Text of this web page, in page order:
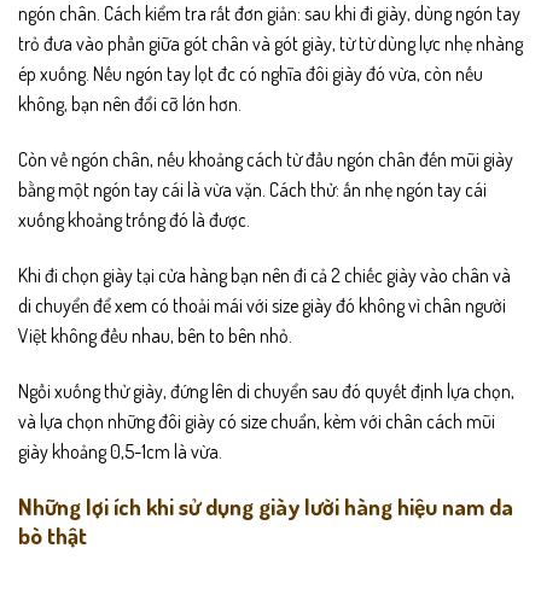
ngón chân. Cách kiểm tra rất đơn giản: sau khi đi giày, dùng ngón tay
trỏ đưa vào phần giữa gót chân và gót giày, từ từ dùng lực nhẹ nhàng
ép xuống. Nếu ngón tay lọt đc có nghĩa đôi giày đó vừa, còn nếu
không, bạn nên đổi cỡ lớn hơn.
Còn về ngón chân, nếu khoảng cách từ đầu ngón chân đến mũi giày
bằng một ngón tay cái là vừa vặn. Cách thử: ấn nhẹ ngón tay cái
xuống khoảng trống đó là được.
Khi đi chọn giày tại cửa hàng bạn nên đi cả 2 chiếc giày vào chân và
di chuyển để xem có thoải mái với size giày đó không vì chân người
Việt không đều nhau, bên to bên nhỏ.
Ngồi xuống thử giày, đứng lên di chuyển sau đó quyết định lựa chọn,
và lựa chọn những đôi giày có size chuẩn, kèm với chân cách mũi
giày khoảng 0,5-1cm là vừa.
Những lợi ích khi sử dụng giày lười hàng hiệu nam da
bò thật